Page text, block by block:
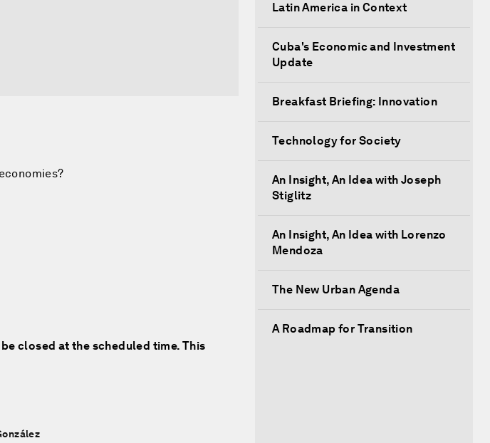
closed at the scheduled time. This
Latin America in Context
Cuba's Economic and Investment
Update
Breakfast Briefing: Innovation
Technology for Society
An Insight, An Idea with Joseph
Stiglitz
An Insight, An Idea with Lorenzo
Mendoza
The New Urban Agenda
A Roadmap for Transition